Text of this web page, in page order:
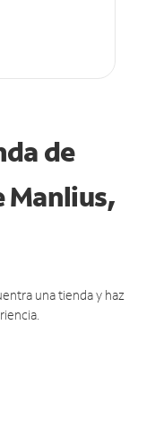
de
Manlius,
una tienda y haz